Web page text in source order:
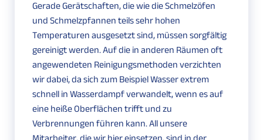
Gerade Gerätschaften, die wie die Schmelzöfen
und Schmelzpfannen teils sehr hohen
Temperaturen ausgesetzt sind, müssen sorgfältig
gereinigt werden. Auf die in anderen Räumen oft
angewendeten Reinigungsmethoden verzichten
wir dabei, da sich zum Beispiel Wasser extrem
schnell in Wasserdampf verwandelt, wenn es auf
eine heiße Oberflächen trifft und zu
Verbrennungen führen kann. All unsere
Mitarbeiter, die wir hier einsetzen, sind in der